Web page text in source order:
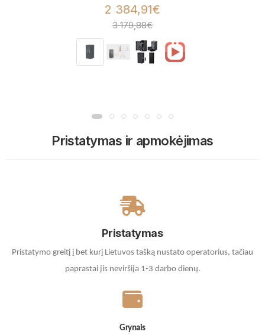
2 384,91€
3 179,88€
Pristatymas ir apmokėjimas
Pristatymas
Pristatymo greitį į bet kurį Lietuvos tašką nustato operatorius, tačiau
paprastai jis neviršija 1-3 darbo dienų.
Grynais